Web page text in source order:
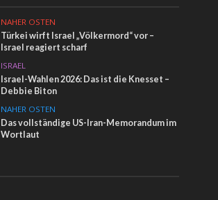
NAHER OSTEN
Türkei wirft Israel „Völkermord“ vor –
Israel reagiert scharf
ISRAEL
Israel-Wahlen 2026: Das ist die Knesset –
Debbie Biton
NAHER OSTEN
Das vollständige US-Iran-Memorandum im
Wortlaut